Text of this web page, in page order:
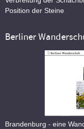
Position der Steine
Berliner
Brandenburg - eine